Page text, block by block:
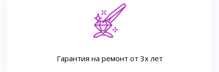
Гарантия на ремонт от 3х лет